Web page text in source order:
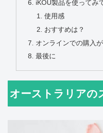
iKOU製品を使ってみ
使用感
おすすめは？
オンラインでの購入
最後に
オーストラリアの